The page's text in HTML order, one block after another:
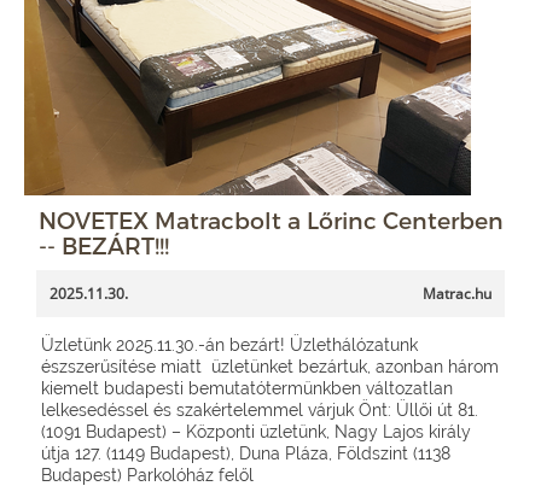
NOVETEX Matracbolt a Lőrinc Centerben
-- BEZÁRT!!!
2025.11.30. Matrac.hu
Üzletünk 2025.11.30.-án bezárt! Üzlethálózatunk
észszerűsítése miatt üzletünket bezártuk, azonban három
kiemelt budapesti bemutatótermünkben változatlan
lelkesedéssel és szakértelemmel várjuk Önt: Üllői út 81.
(1091 Budapest) – Központi üzletünk, Nagy Lajos király
útja 127. (1149 Budapest), Duna Pláza, Földszint (1138
Budapest) Parkolóház felől